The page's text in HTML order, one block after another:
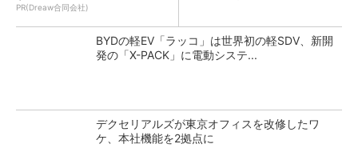
PR(Dreaw合同会社)
BYDの軽EV「ラッコ」は世界初の軽SDV、新開
発の「X-PACK」に電動システ...
デクセリアルズが東京オフィスを改修したワ
ケ、本社機能を2拠点に